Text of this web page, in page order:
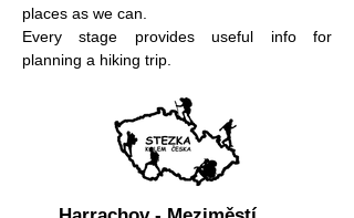
places as we can.
Every stage provides useful info for
planning a hiking trip.